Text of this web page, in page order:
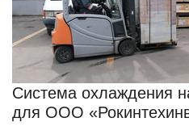
Система охлаждения
для ООО